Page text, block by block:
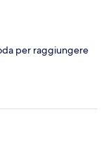
per raggiungere